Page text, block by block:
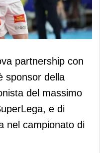
impegno per
di
partnership con
sponsor della
del massimo
e di
nel campionato di